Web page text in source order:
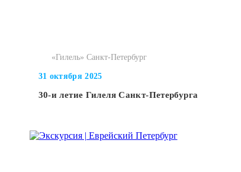
«Гилель» Санкт-Петербург
31 октября 2025
30-и летие Гилеля Санкт-Петербурга